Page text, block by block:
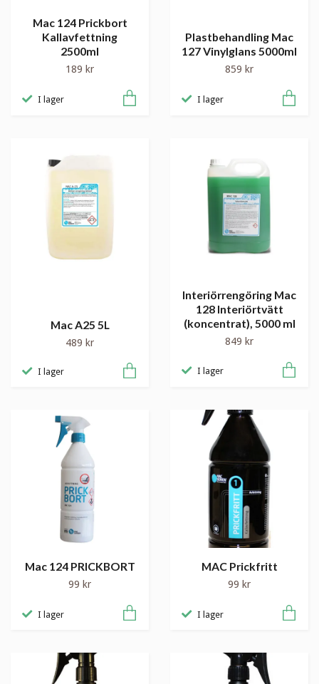
Mac 124 Prickbort
Kallavfettning
2500ml
189 kr
I lager
Plastbehandling Mac
127 Vinylglans 5000ml
859 kr
I lager
Mac A25 5L
489 kr
I lager
Interiörrengöring Mac
128 Interiörtvätt
(koncentrat), 5000 ml
849 kr
I lager
Mac 124 PRICKBORT
99 kr
I lager
MAC Prickfritt
99 kr
I lager